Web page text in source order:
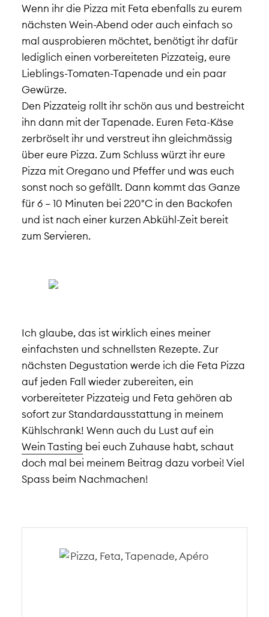
Wenn ihr die Pizza mit Feta ebenfalls zu eurem
nächsten Wein-Abend oder auch einfach so
mal ausprobieren möchtet, benötigt ihr dafür
lediglich einen vorbereiteten Pizzateig, eure
Lieblings-Tomaten-Tapenade und ein paar
Gewürze.
Den Pizzateig rollt ihr schön aus und bestreicht
ihn dann mit der Tapenade. Euren Feta-Käse
zerbröselt ihr und verstreut ihn gleichmässig
über eure Pizza. Zum Schluss würzt ihr eure
Pizza mit Oregano und Pfeffer und was euch
sonst noch so gefällt. Dann kommt das Ganze
für 6 – 10 Minuten bei 220°C in den Backofen
und ist nach einer kurzen Abkühl-Zeit bereit
zum Servieren.
Ich glaube, das ist wirklich eines meiner
einfachsten und schnellsten Rezepte. Zur
nächsten Degustation werde ich die Feta Pizza
auf jeden Fall wieder zubereiten, ein
vorbereiteter Pizzateig und Feta gehören ab
sofort zur Standardausstattung in meinem
Kühlschrank! Wenn auch du Lust auf ein
Wein Tasting bei euch Zuhause habt, schaut
doch mal bei meinem Beitrag dazu vorbei! Viel
Spass beim Nachmachen!